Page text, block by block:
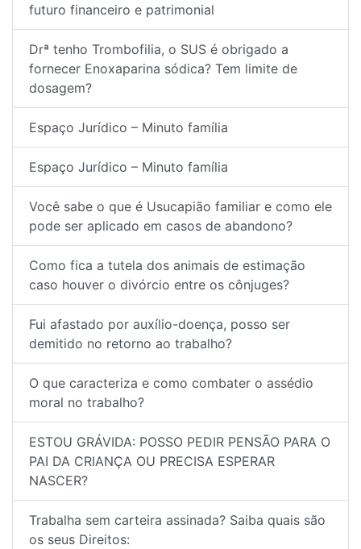
futuro financeiro e patrimonial
Drª tenho Trombofilia, o SUS é obrigado a
fornecer Enoxaparina sódica? Tem limite de
dosagem?
Espaço Jurídico – Minuto família
Espaço Jurídico – Minuto família
Você sabe o que é Usucapião familiar e como ele
pode ser aplicado em casos de abandono?
Como fica a tutela dos animais de estimação
caso houver o divórcio entre os cônjuges?
Fui afastado por auxílio-doença, posso ser
demitido no retorno ao trabalho?
O que caracteriza e como combater o assédio
moral no trabalho?
ESTOU GRÁVIDA: POSSO PEDIR PENSÃO PARA O
PAI DA CRIANÇA OU PRECISA ESPERAR
NASCER?
Trabalha sem carteira assinada? Saiba quais são
os seus Direitos: